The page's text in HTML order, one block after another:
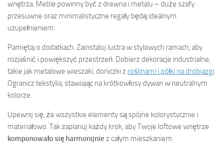
wnętrza. Meble powinny być z drewna i metalu – duże szafy
przesuwne oraz minimalistyczne regały będą idealnym
uzupełnieniem.
Pamiętaj o dodatkach. Zainstaluj lustra w stylowych ramach, aby
rozjaśnić i powiększyć przestrzeń. Dobierz dekoracje industrialne,
takie jak metalowe wieszaki, doniczki z roślinami i półki na drobiazgi
Ogranicz tekstylia, stawiając na krótkowłosy dywan w neutralnym
kolorze.
Upewnij się, że wszystkie elementy są spójne kolorystycznie i
materiałowo. Tak zaplanuj każdy krok, aby Twoje loftowe wnętrze
komponowało się harmonijnie z całym mieszkaniem.